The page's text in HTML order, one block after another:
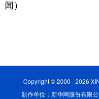
闻）
Copyright © 2000 - 2026
制作单位：新华网股份有